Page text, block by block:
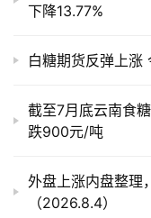
下降13.77%
白糖期货反弹上涨
截至7月底云南食
跌900元/吨
外盘上涨内盘整理
（2026.8.4）